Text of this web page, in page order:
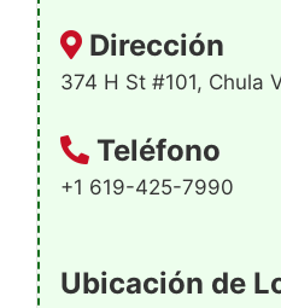
Dirección
374 H St #101, Chula
Teléfono
+1 619-425-7990
Ubicación de